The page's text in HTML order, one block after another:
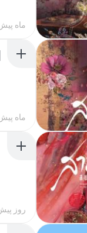
3 ماه
8 ماه
17 روز